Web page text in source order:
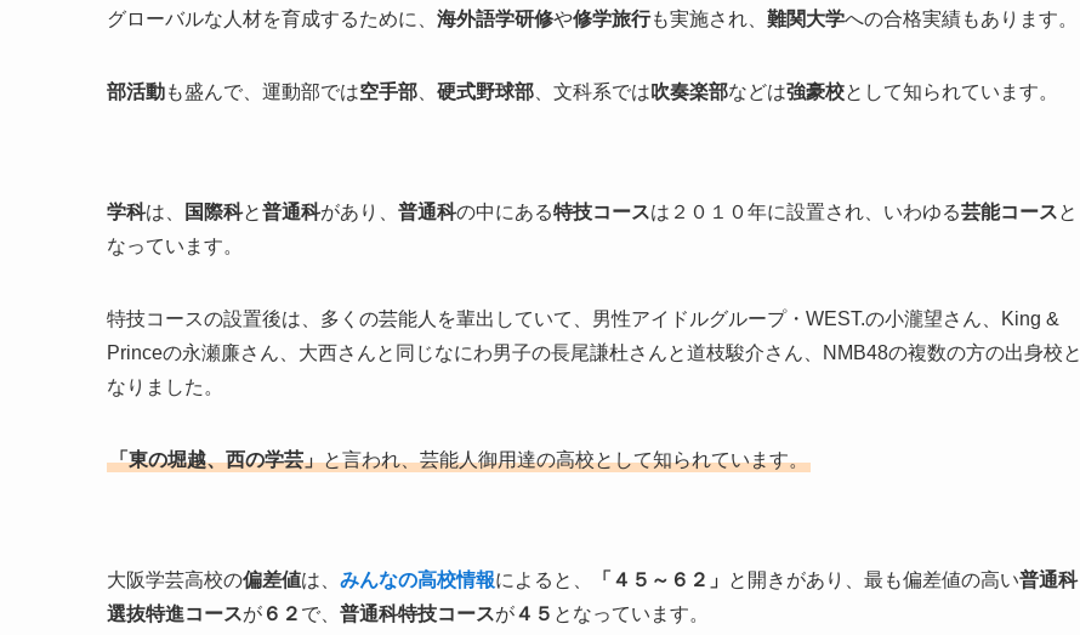
グローバルな人材を育成するために、 海外語学研修や修学旅行も実施され、 難関大学への合格実績もあります。
部活動も盛んで、運動部では空手部、 硬式野球部、文科系では吹奏楽部などは強豪校として知られています。
学科は、 国際科と普通科があり、 普通科の中にある特技コースは２０１０年に設置され、いわゆる芸能コースと
なっています。
特技コースの設置後は、多くの芸能人を輩出していて、男性アイドルグループ・WEST.の小瀧望さん、King &
Princeの永瀬廉さん、大西さんと同じなにわ男子の長尾謙杜さんと道枝駿介さん、NMB48の複数の方の出身校と
なりました。
「東の堀越、西の学芸」と言われ、芸能人御用達の高校として知られています。
大阪学芸高校の偏差値は、 みんなの高校情報によると、 「４５～６２」 と開きがあり、最も偏差値の高い普通科
選抜特進コースが ６２ で、 普通科特技コースが４５ となっています。